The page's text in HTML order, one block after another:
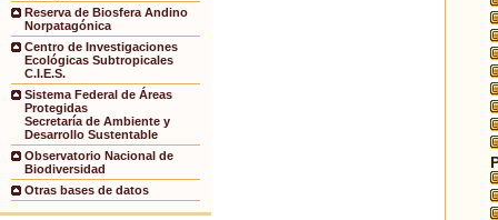
Reserva de Biosfera Andino
Norpatagónica
Centro de Investigaciones
Ecológicas Subtropicales
C.I.E.S.
Sistema Federal de Áreas
Protegidas
Secretaría de Ambiente y
Desarrollo Sustentable
Observatorio Nacional de
Biodiversidad
Otras bases de datos